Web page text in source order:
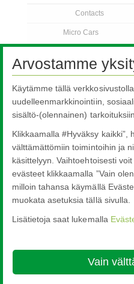
Contacts
Micro Cars
Off Road Vehicles
Bus and Coach
Rail
FAQs
Ota yhteyttä
Head Office - 3-5-27 Mita Minato-ku
Arvostamme
Käytämme tällä
uudelleenmarkkinointiin,
sisältö-(olennainen) tarkoituksiin.
Klikkaamalla #Hyväksy kaikki”,
välttämättömiin toimintoihin ja
käsittelyyn. Vaihtoehtoisesti
evästeet klikkaamalla ”Vain
milloin tahansa käymällä
muokata asetuksia tällä sivulla.
Lisätietoja saat lukemalla
Vain